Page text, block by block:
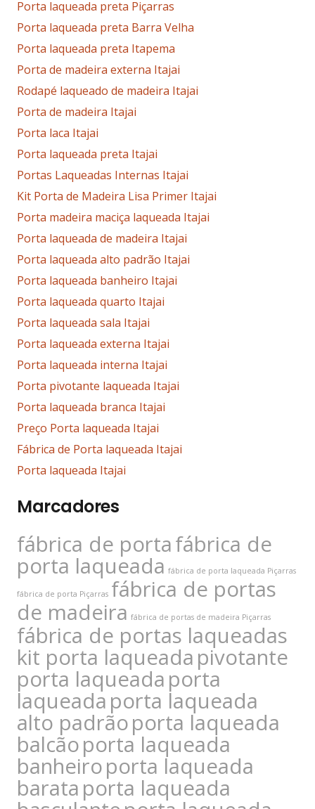
Porta laqueada preta Piçarras
Porta laqueada preta Barra Velha
Porta laqueada preta Itapema
Porta de madeira externa Itajai
Rodapé laqueado de madeira Itajai
Porta de madeira Itajai
Porta laca Itajai
Porta laqueada preta Itajai
Portas Laqueadas Internas Itajai
Kit Porta de Madeira Lisa Primer Itajai
Porta madeira maciça laqueada Itajai
Porta laqueada de madeira Itajai
Porta laqueada alto padrão Itajai
Porta laqueada banheiro Itajai
Porta laqueada quarto Itajai
Porta laqueada sala Itajai
Porta laqueada externa Itajai
Porta laqueada interna Itajai
Porta pivotante laqueada Itajai
Porta laqueada branca Itajai
Preço Porta laqueada Itajai
Fábrica de Porta laqueada Itajai
Porta laqueada Itajai
Marcadores
fábrica de portafábrica de
porta laqueada fábrica de porta laqueada Piçarras
fábrica de porta Piçarras fábrica de portas
de madeira fábrica de portas de madeira Piçarras
fábrica de portas laqueadas
kit porta laqueada pivotante
porta laqueada porta
laqueada porta laqueada
alto padrãoporta laqueada
balcãoporta laqueada
banheiroporta laqueada
barata porta laqueada